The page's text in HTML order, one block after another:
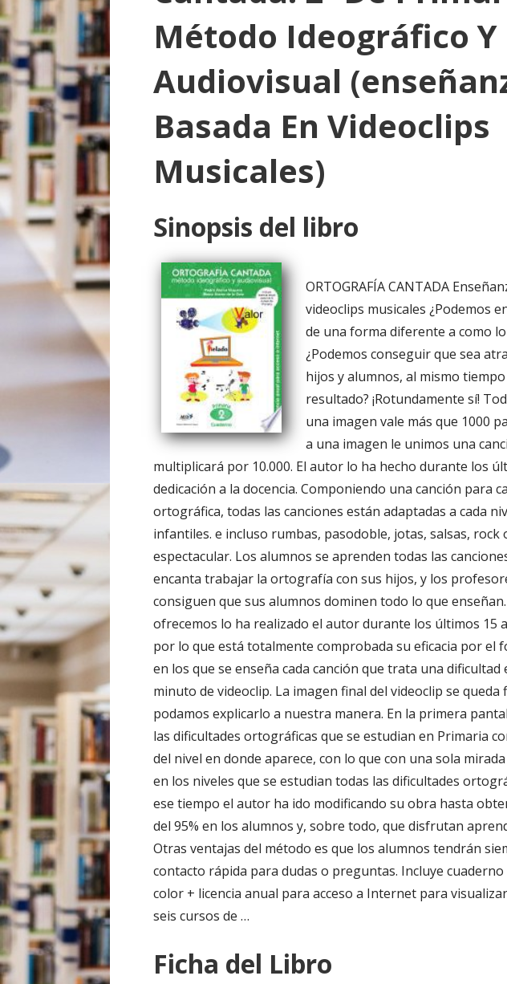
o
Método Ideográfico Y
Audiovisual
Basada En Videoclips
Musicales)
Sinopsis del libro
ORTOGRAFÍA CANTADA
videoclips musicales ¿Podemos
de una forma diferente a como
¿Podemos conseguir que sea
hijos y alumnos, al mismo
resultado? ¡Rotundamente sí!
una imagen vale más que 1000
a una imagen le unimos una
multiplicará por 10.000. El autor lo ha hecho durante los
dedicación a la docencia. Componiendo una canción para
ortográfica, todas las canciones están adaptadas a cada
infantiles. e incluso rumbas, pasodoble, jotas, salsas, rock
espectacular. Los alumnos se aprenden todas las
encanta trabajar la ortografía con sus hijos, y los
consiguen que sus alumnos dominen todo lo que
ofrecemos lo ha realizado el autor durante los últimos 15
por lo que está totalmente comprobada su eficacia por el
en los que se enseña cada canción que trata una dificultad
minuto de videoclip. La imagen final del videoclip se queda
podamos explicarlo a nuestra manera. En la primera
las dificultades ortográficas que se estudian en Primaria
del nivel en donde aparece, con lo que con una sola
en los niveles que se estudian todas las dificultades
ese tiempo el autor ha ido modificando su obra hasta
del 95% en los alumnos y, sobre todo, que disfrutan
Otras ventajas del método es que los alumnos tendrán
contacto rápida para dudas o preguntas. Incluye
color + licencia anual para acceso a Internet para
seis cursos de …
Ficha del Libro